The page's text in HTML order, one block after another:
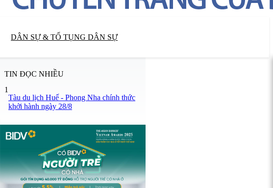
DÂN SỰ & TỐ TỤNG DÂN SỰ
TIN ĐỌC NHIỀU
1
Tàu du lịch Huế - Phong Nha chính thức
khởi hành ngày 28/8